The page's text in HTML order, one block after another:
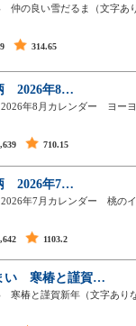
仲の良い雪だるま（文字あ
314.65
2026年8…
年8月カレンダー ヨーヨ
710.15
2026年7…
年7月カレンダー 桃のイ
1103.2
い 寒椿と謹賀…
寒椿と謹賀新年（文字あり